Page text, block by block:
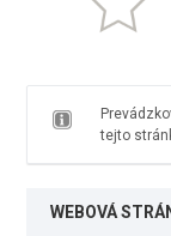
tejto
WEBOVÁ